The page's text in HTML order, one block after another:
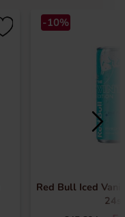
-10%
Red Bull Iced
24st